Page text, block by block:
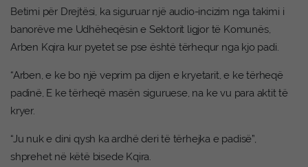
Betimi për Drejtësi, ka siguruar një audio-incizim nga takimi i
banorëve me Udhëheqësin e Sektorit ligjor të Komunës,
Arben Kqira kur pyetet se pse është tërhequr nga kjo padi.
“Arben, e ke bo një veprim pa dijen e kryetarit, e ke tërheqë
padinë, E ke tërheqë masën siguruese, na ke vu para aktit të
kryer.
“Ju nuk e dini qysh ka ardhë deri të tërhejka e padisë”,
shprehet në këtë bisede Kqira.